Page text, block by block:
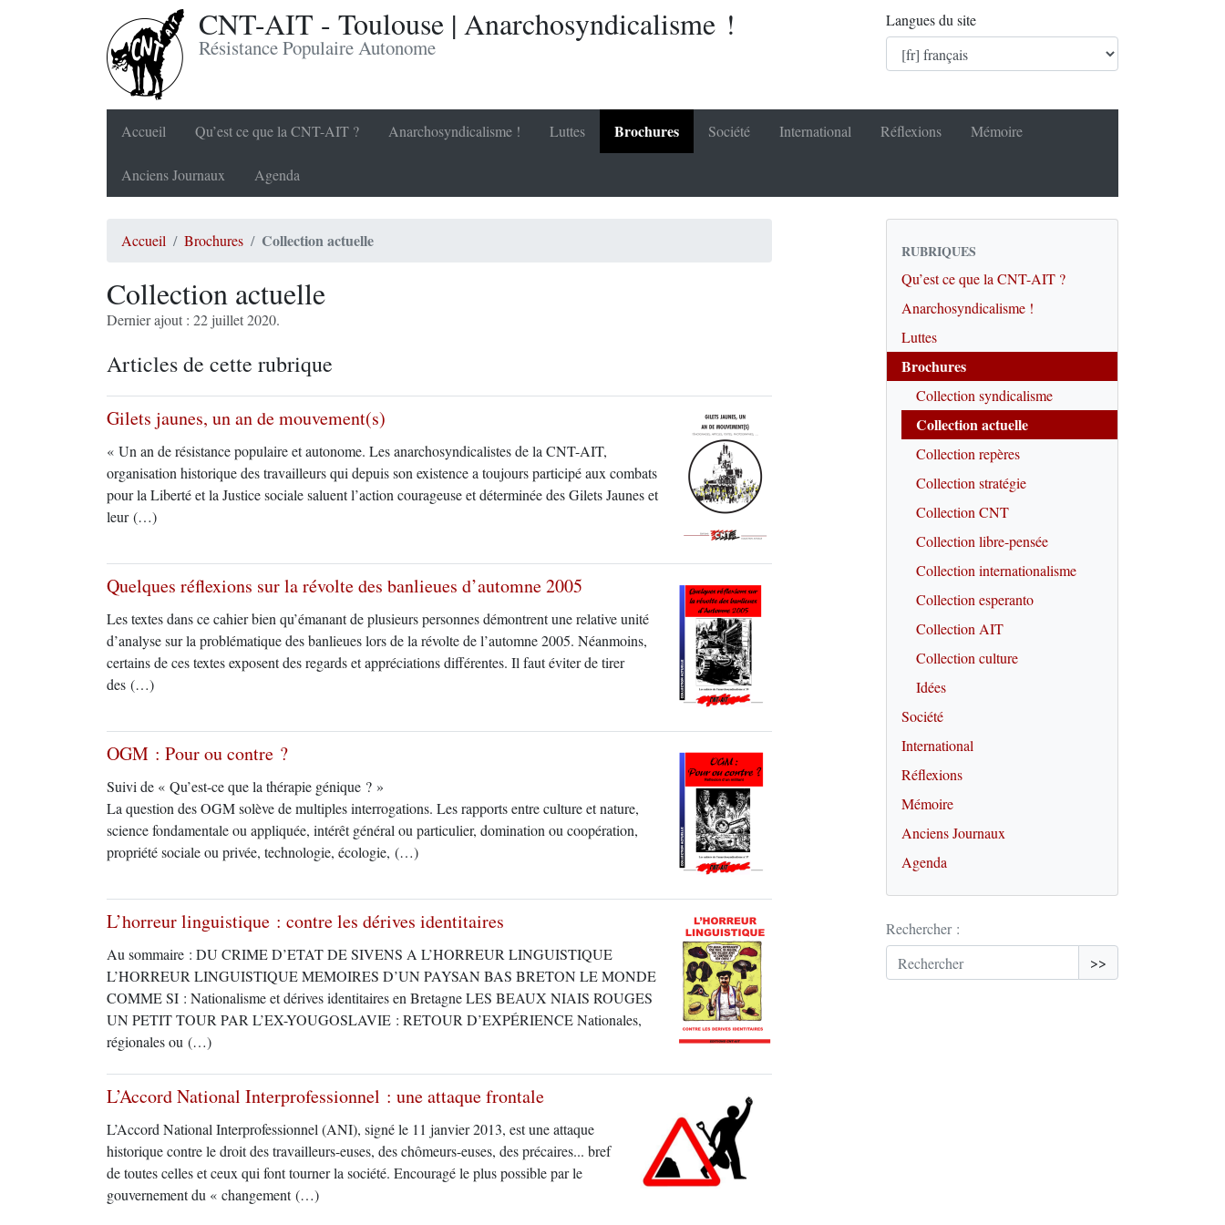
CNT-AIT - Toulouse | Anarchosyndicalisme !
Résistance Populaire Autonome
Langues du site
Accueil Qu’est ce que la CNT-AIT ? Anarchosyndicalisme ! Luttes Brochures Société International Réflexions Mémoire
Anciens Journaux Agenda
Accueil Brochures Collection actuelle
Collection actuelle
Dernier ajout : 22 juillet 2020.
Articles de cette rubrique
Gilets jaunes, un an de mouvement(s)
« Un an de résistance populaire et autonome. Les anarchosyndicalistes de la CNT-AIT,
organisation historique des travailleurs qui depuis son existence a toujours participé aux combats
pour la Liberté et la Justice sociale saluent l’action courageuse et déterminée des Gilets Jaunes et
leur (…)
Quelques réflexions sur la révolte des banlieues d’automne 2005
Les textes dans ce cahier bien qu’émanant de plusieurs personnes démontrent une relative unité
d’analyse sur la problématique des banlieues lors de la révolte de l’automne 2005. Néanmoins,
certains de ces textes exposent des regards et appréciations différentes. Il faut éviter de tirer
des (…)
OGM : Pour ou contre ?
Suivi de « Qu’est-ce que la thérapie génique ? »
La question des OGM solève de multiples interrogations. Les rapports entre culture et nature,
science fondamentale ou appliquée, intérêt général ou particulier, domination ou coopération,
propriété sociale ou privée, technologie, écologie, (…)
L’horreur linguistique : contre les dérives identitaires
Au sommaire : DU CRIME D’ETAT DE SIVENS A L’HORREUR LINGUISTIQUE
L’HORREUR LINGUISTIQUE MEMOIRES D’UN PAYSAN BAS BRETON LE MONDE
COMME SI : Nationalisme et dérives identitaires en Bretagne LES BEAUX NIAIS ROUGES
UN PETIT TOUR PAR L’EX-YOUGOSLAVIE : RETOUR D’EXPÉRIENCE Nationales,
régionales ou (…)
L’Accord National Interprofessionnel : une attaque frontale
L’Accord National Interprofessionnel (ANI), signé le 11 janvier 2013, est une attaque
historique contre le droit des travailleurs-euses, des chômeurs-euses, des précaires... bref
de toutes celles et ceux qui font tourner la société. Encouragé le plus possible par le
gouvernement du « changement (…)
RUBRIQUES
Qu’est ce que la CNT-AIT ?
Anarchosyndicalisme !
Luttes
Brochures
Collection syndicalisme
Collection actuelle
Collection repères
Collection stratégie
Collection CNT
Collection libre-pensée
Collection internationalisme
Collection esperanto
Collection AIT
Collection culture
Idées
Société
International
Réflexions
Mémoire
Anciens Journaux
Agenda
Rechercher :
>>